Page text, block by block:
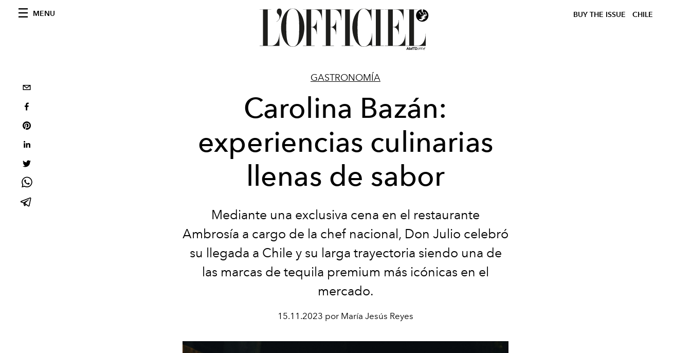
MENU BUY THE ISSUE CHILE
GASTRONOMÍA
Carolina Bazán:
experiencias culinarias
llenas de sabor
Mediante una exclusiva cena en el restaurante
Ambrosía a cargo de la chef nacional, Don Julio celebró
su llegada a Chile y su larga trayectoria siendo una de
las marcas de tequila premium más icónicas en el
mercado.
15.11.2023 por María Jesús Reyes